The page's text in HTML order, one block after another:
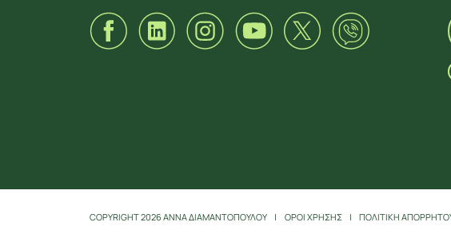
COPYRIGHT 2026 ΑΝΝΑ ΔΙΑΜΑΝΤΟΠΟΥΛΟΥ ΟΡΟΙ ΧΡΗΣΗΣ ΠΟΛΙΤΙΚΗ